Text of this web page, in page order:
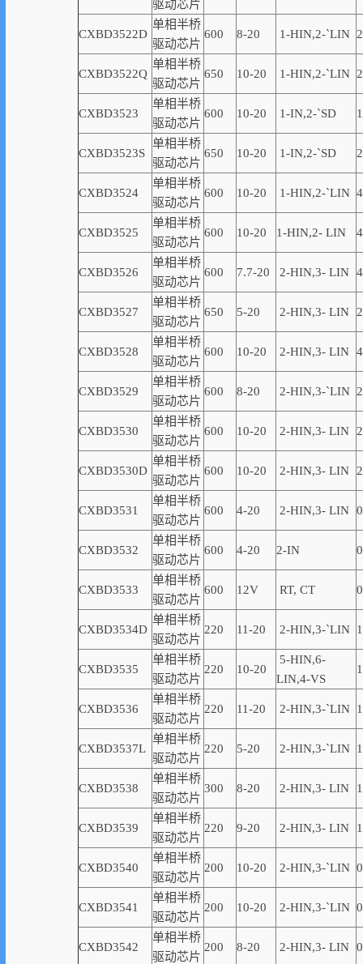
驱动芯片
CXBD3522D
单相半桥
驱动芯片
600 8-20 1-HIN,2-`LIN
CXBD3522Q
单相半桥
驱动芯片
650 10-20 1-HIN,2-`LIN
CXBD3523
单相半桥
驱动芯片
600 10-20 1-IN,2-`SD
CXBD3523S
单相半桥
驱动芯片
650 10-20 1-IN,2-`SD
CXBD3524
单相半桥
驱动芯片
600 10-20 1-HIN,2-`LIN
CXBD3525
单相半桥
驱动芯片
600 10-20 1-HIN,2- LIN
CXBD3526
单相半桥
驱动芯片
600 7.7-20 2-HIN,3- LIN
CXBD3527
单相半桥
驱动芯片
650 5-20 2-HIN,3- LIN
CXBD3528
单相半桥
驱动芯片
600 10-20 2-HIN,3- LIN
CXBD3529
单相半桥
驱动芯片
600 8-20 2-HIN,3-`LIN
CXBD3530
单相半桥
驱动芯片
600 10-20 2-HIN,3- LIN
CXBD3530D
单相半桥
驱动芯片
600 10-20 2-HIN,3- LIN
CXBD3531
单相半桥
驱动芯片
600 4-20 2-HIN,3- LIN
CXBD3532
单相半桥
驱动芯片
600 4-20 2-IN
CXBD3533
单相半桥
驱动芯片
600 12V RT, CT
CXBD3534D
单相半桥
驱动芯片
220 11-20 2-HIN,3-`LIN
CXBD3535
单相半桥
驱动芯片
220 10-20
5-HIN,6-
LIN,4-VS
CXBD3536
单相半桥
驱动芯片
220 11-20 2-HIN,3-`LIN
CXBD3537L
单相半桥
驱动芯片
220 5-20 2-HIN,3-`LIN
CXBD3538
单相半桥
驱动芯片
300 8-20 2-HIN,3- LIN
CXBD3539
单相半桥
驱动芯片
220 9-20 2-HIN,3- LIN
CXBD3540
单相半桥
驱动芯片
200 10-20 2-HIN,3-`LIN
CXBD3541
单相半桥
驱动芯片
200 10-20 2-HIN,3-`LIN
CXBD3542
单相半桥
驱动芯片
200 8-20 2-HIN,3- LIN